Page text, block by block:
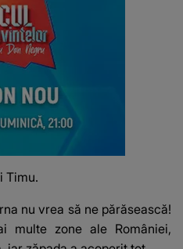
Timu.
nu vrea să ne părăsească!
multe zone ale României,